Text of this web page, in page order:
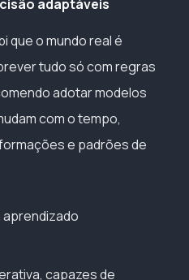
adaptáveis
que o mundo real é
tudo só com regras
adotar modelos
com o tempo,
e padrões de
capazes de